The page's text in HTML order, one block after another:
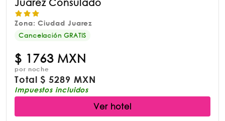
Juarez Consulado
Zona: Ciudad Juarez
Cancelación GRATIS
$ 1763 MXN
por noche
Total$5289 MXN
Impuestos incluidos
Ver hotel